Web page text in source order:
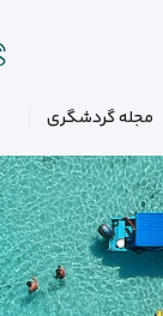
مجله گردشگری